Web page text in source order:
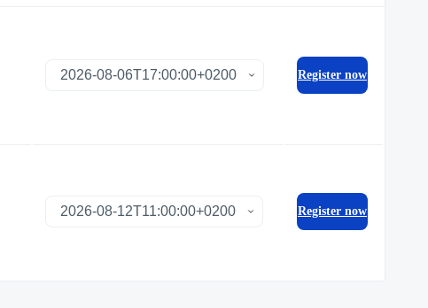
Register now
Register now